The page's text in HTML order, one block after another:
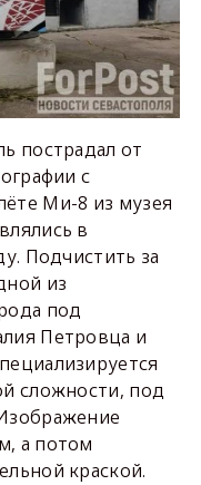
пострадал от
с
Ми-8 из музея
в
Подчистить за
из
под
Петровца и
сложности, под
а потом
краской.